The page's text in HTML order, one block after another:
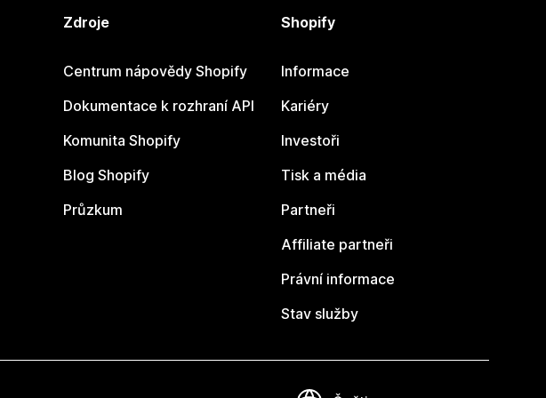
Zdroje
Centrum nápovědy Shopify
Dokumentace k rozhraní API
Komunita Shopify
Blog Shopify
Průzkum
Shopify
Informace
Kariéry
Investoři
Tisk a média
Partneři
Affiliate partneři
Právní informace
Stav služby